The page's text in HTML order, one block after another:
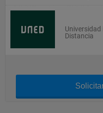
Universidad
Distancia